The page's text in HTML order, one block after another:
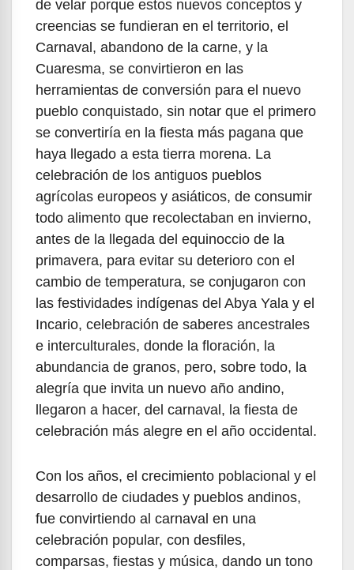
de velar porque estos nuevos conceptos y
creencias se fundieran en el territorio, el
Carnaval, abandono de la carne, y la
Cuaresma, se convirtieron en las
herramientas de conversión para el nuevo
pueblo conquistado, sin notar que el primero
se convertiría en la fiesta más pagana que
haya llegado a esta tierra morena. La
celebración de los antiguos pueblos
agrícolas europeos y asiáticos, de consumir
todo alimento que recolectaban en invierno,
antes de la llegada del equinoccio de la
primavera, para evitar su deterioro con el
cambio de temperatura, se conjugaron con
las festividades indígenas del Abya Yala y el
Incario, celebración de saberes ancestrales
e interculturales, donde la floración, la
abundancia de granos, pero, sobre todo, la
alegría que invita un nuevo año andino,
llegaron a hacer, del carnaval, la fiesta de
celebración más alegre en el año occidental.
Con los años, el crecimiento poblacional y el
desarrollo de ciudades y pueblos andinos,
fue convirtiendo al carnaval en una
celebración popular, con desfiles,
comparsas, fiestas y música, dando un tono